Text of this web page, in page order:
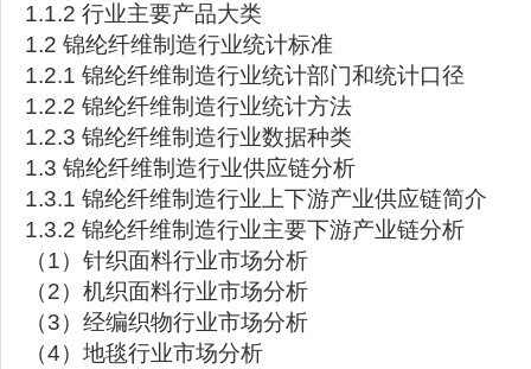
1.1.2 行业主要产品大类
1.2 锦纶纤维制造行业统计标准
1.2.1 锦纶纤维制造行业统计部门和统计口径
1.2.2 锦纶纤维制造行业统计方法
1.2.3 锦纶纤维制造行业数据种类
1.3 锦纶纤维制造行业供应链分析
1.3.1 锦纶纤维制造行业上下游产业供应链简介
1.3.2 锦纶纤维制造行业主要下游产业链分析
（1）针织面料行业市场分析
（2）机织面料行业市场分析
（3）经编织物行业市场分析
（4）地毯行业市场分析